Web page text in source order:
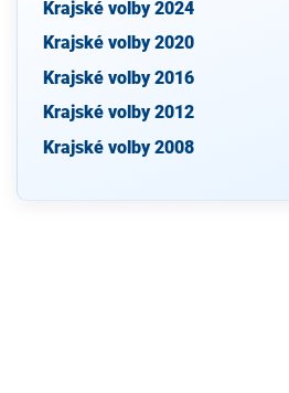
Krajské volby 2024
Krajské volby 2020
Krajské volby 2016
Krajské volby 2012
Krajské volby 2008